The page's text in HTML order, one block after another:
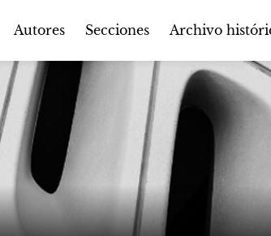
Autores Secciones Archivo